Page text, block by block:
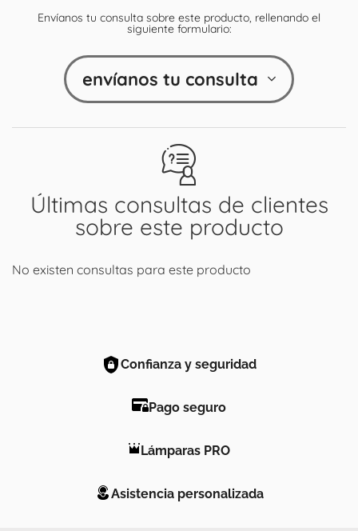
Últimas consultas de clientes
sobre este producto
No existen consultas para este producto
Envíanos tu consulta sobre este producto, rellenando el
siguiente formulario:
envíanos tu consulta
Confianza y seguridad
Pago seguro
Lámparas PRO
Asistencia personalizada